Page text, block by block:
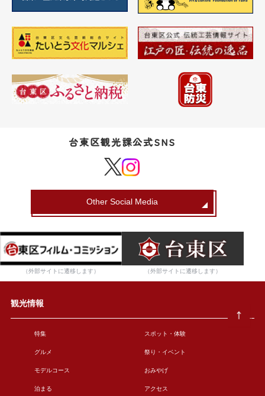
台東区観光課公式SNS
Other Social Media
（外部サイトに遷移します） （外部サイトに遷移します）
観光情報
特集 スポット・体験
グルメ 祭り・イベント
モデルコース おみやげ
泊まる アクセス